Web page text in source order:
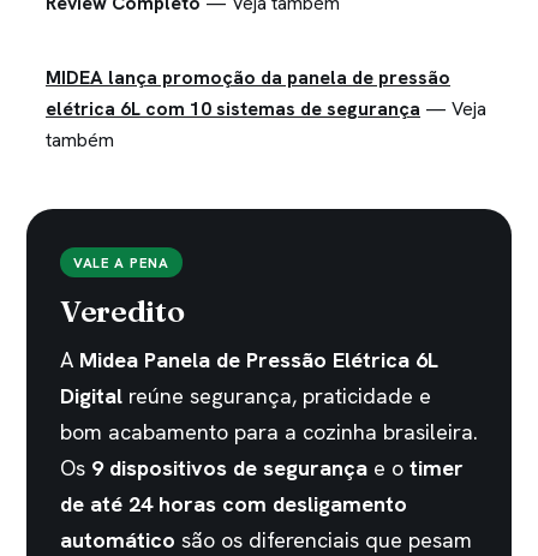
MIDEA lança promoção da panela de pressão
elétrica 6L com 10 sistemas de segurança — Veja
também
VALE A PENA
Veredito
A Midea Panela de Pressão Elétrica 6L
Digital reúne segurança, praticidade e
bom acabamento para a cozinha brasileira.
Os 9 dispositivos de segurança e o timer
de até 24 horas com desligamento
automático são os diferenciais que pesam